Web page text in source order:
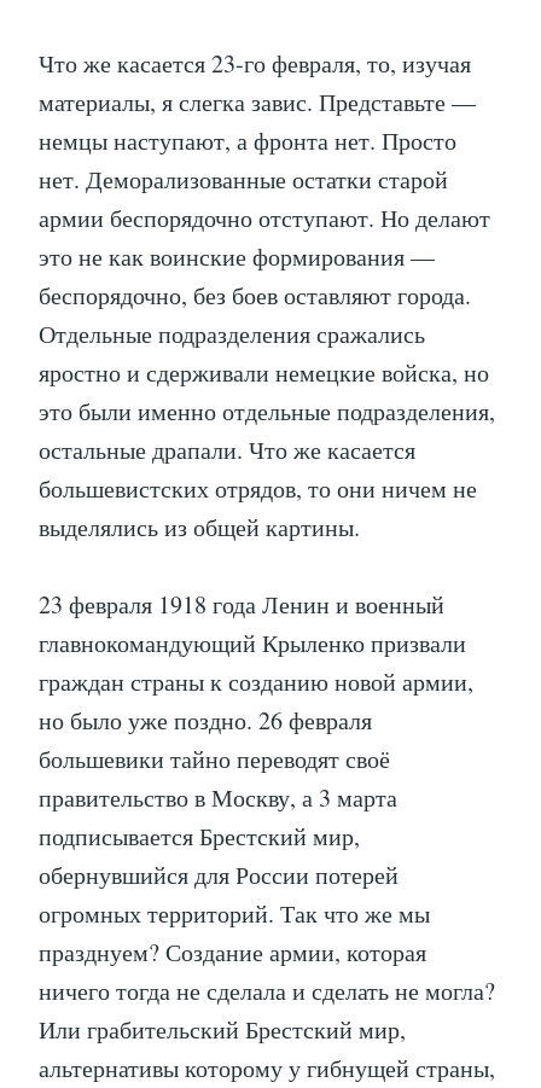
Что же касается 23-го февраля, то, изучая
материалы, я слегка завис. Представьте —
немцы наступают, а фронта нет. Просто
нет. Деморализованные остатки старой
армии беспорядочно отступают. Но делают
это не как воинские формирования —
беспорядочно, без боев оставляют города.
Отдельные подразделения сражались
яростно и сдерживали немецкие войска, но
это были именно отдельные подразделения,
остальные драпали. Что же касается
большевистских отрядов, то они ничем не
выделялись из общей картины.
23 февраля 1918 года Ленин и военный
главнокомандующий Крыленко призвали
граждан страны к созданию новой армии,
но было уже поздно. 26 февраля
большевики тайно переводят своё
правительство в Москву, а 3 марта
подписывается Брестский мир,
обернувшийся для России потерей
огромных территорий. Так что же мы
празднуем? Создание армии, которая
ничего тогда не сделала и сделать не могла?
Или грабительский Брестский мир,
альтернативы которому у гибнущей страны,